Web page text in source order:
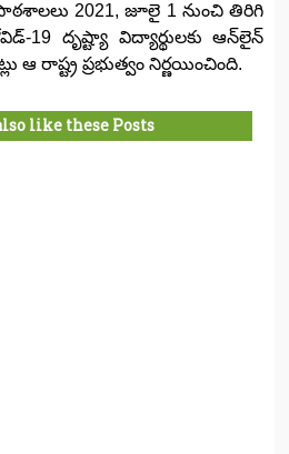
2021, జూలై 1 నుంచి తిరిగి
19 దృష్ట్యా విద్యార్థులకు ఆన్‌లైన్‌
ఆ రాష్ట్ర ప్రభుత్వం నిర్ణయించింది.
like these Posts